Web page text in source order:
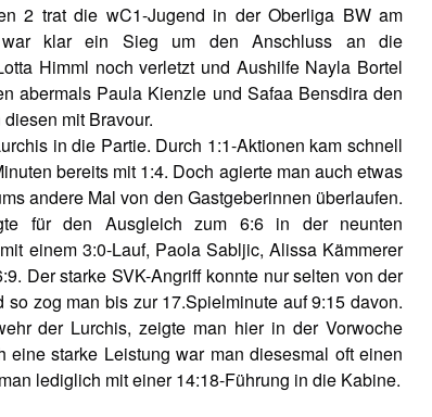
2 trat die wC1-Jugend in der Oberliga BW am
war klar ein Sieg um den Anschluss an die
Himml noch verletzt und Aushilfe Nayla Bortel
abermals Paula Kienzle und Safaa Bensdira den
mit Bravour.
in die Partie. Durch 1:1-Aktionen kam schnell
bereits mit 1:4. Doch agierte man auch etwas
andere Mal von den Gastgeberinnen überlaufen.
für den Ausgleich zum 6:6 in der neunten
einem 3:0-Lauf, Paola Sabljic, Alissa Kämmerer
Der starke SVK-Angriff konnte nur selten von der
zog man bis zur 17.Spielminute auf 9:15 davon.
der Lurchis, zeigte man hier in der Vorwoche
starke Leistung war man diesesmal oft einen
lediglich mit einer 14:18-Führung in die Kabine.